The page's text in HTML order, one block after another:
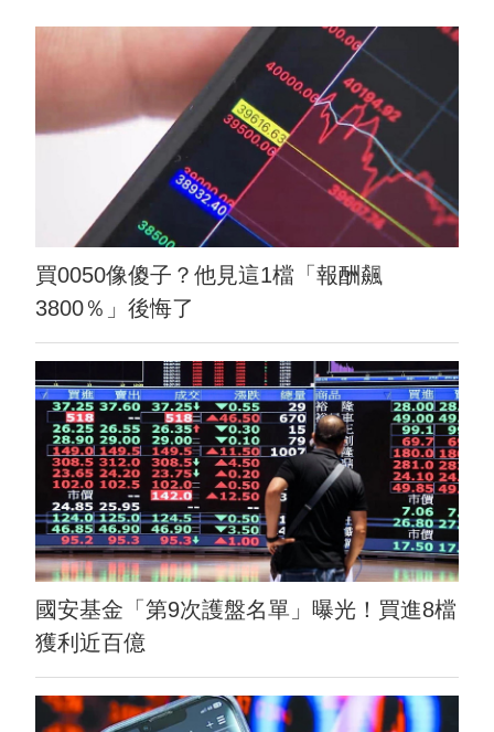
買0050像傻子？他見這1檔「報酬飆
3800％」後悔了
國安基金「第9次護盤名單」曝光！買進8檔
獲利近百億